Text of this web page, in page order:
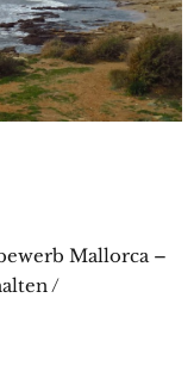
Mallorca –
/